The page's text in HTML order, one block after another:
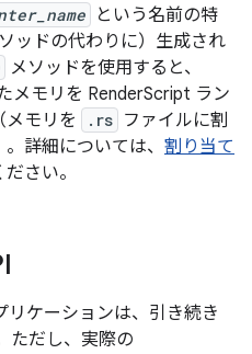
という名前の特
ッドの代わりに）生成され
メソッドを使用すると、
メモリを RenderScript ラン
メモリを
.rs ファイルに割
詳細については、 割り当て
さい。
ケーションは、引き続き
ただし、実際の